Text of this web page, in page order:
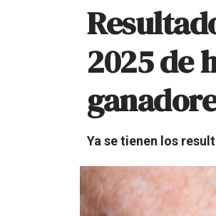
2025 de
Ya se tienen los